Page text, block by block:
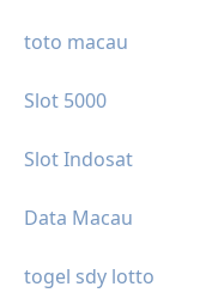
toto macau
Slot 5000
Slot Indosat
Data Macau
togel sdy lotto